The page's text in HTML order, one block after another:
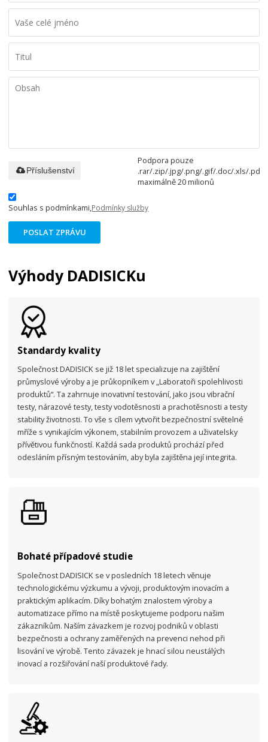
Podpora pouze
.rar/.zip/.jpg/.png/.gif/.doc/.xls/.pdf,
maximálně 20 milionů
Příslušenství
Souhlas s podmínkami, Podmínky služby
POSLAT ZPRÁVU
Výhody DADISICKu
Standardy kvality
Společnost DADISICK se již 18 let specializuje na zajištění
průmyslové výroby a je průkopníkem v „Laboratoři spolehlivosti
produktů“. Ta zahrnuje inovativní testování, jako jsou vibrační
testy, nárazové testy, testy vodotěsnosti a prachotěsnosti a testy
stability životnosti. To vše s cílem vytvořit bezpečnostní světelné
mříže s vynikajícím výkonem, stabilním provozem a uživatelsky
přívětivou funkčností. Každá sada produktů prochází před
odesláním přísným testováním, aby byla zajištěna její integrita.
Bohaté případové studie
Společnost DADISICK se v posledních 18 letech věnuje
technologickému výzkumu a vývoji, produktovým inovacím a
praktickým aplikacím. Díky bohatým znalostem výroby a
automatizace přímo na místě poskytujeme podporu našim
zákazníkům. Naším závazkem je rozvoj podniků v oblasti
bezpečnosti a ochrany zaměřených na prevenci nehod při
lisování ve výrobě. Tento závazek je hnací silou neustálých
inovací a rozšiřování naší produktové řady.